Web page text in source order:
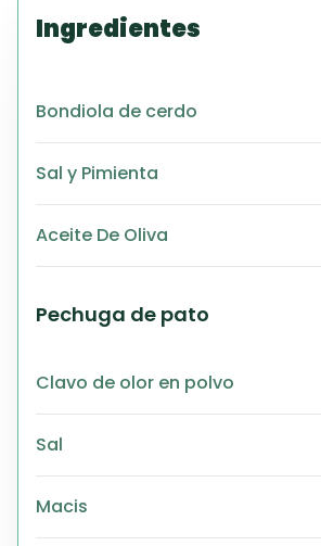
Ingredientes
Bondiola de cerdo
Sal y Pimienta
Aceite De Oliva
Pechuga de pato
Clavo de olor en polvo
Sal
Macis